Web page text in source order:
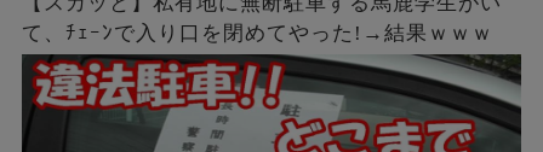
て、ﾁｪｰﾝで入り口を閉めてやった!→結果ｗｗｗ